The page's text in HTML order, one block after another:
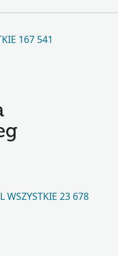
167 541
WSZYSTKIE 23 678